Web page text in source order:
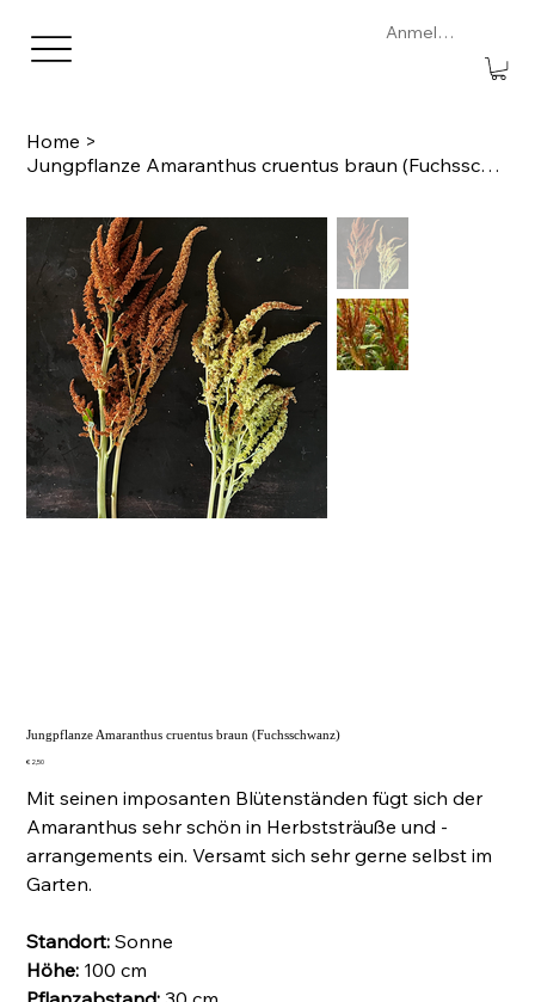
Anmelden
Home >
Jungpflanze Amaranthus cruentus braun (Fuchsschwanz)
Jungpflanze Amaranthus cruentus braun (Fuchsschwanz)
Preis
€ 2,50
Mit seinen imposanten Blütenständen fügt sich der
Amaranthus sehr schön in Herbststräuße und -
arrangements ein. Versamt sich sehr gerne selbst im
Garten.
Standort:Sonne
Höhe: 100 cm